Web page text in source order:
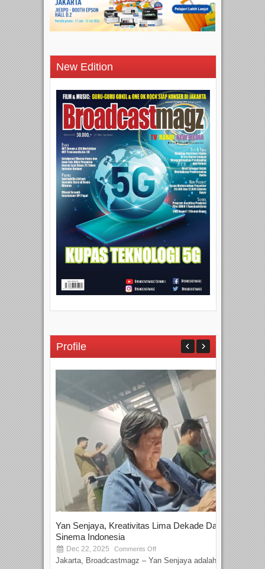
New Edition
Profile
Yan Senjaya, Kreativitas Lima Dekade Dalam
Sinema Indonesia
Dec 22, 2025 Comments Off
Jakarta, Broadcastmagz – Yan Senjaya adalah...